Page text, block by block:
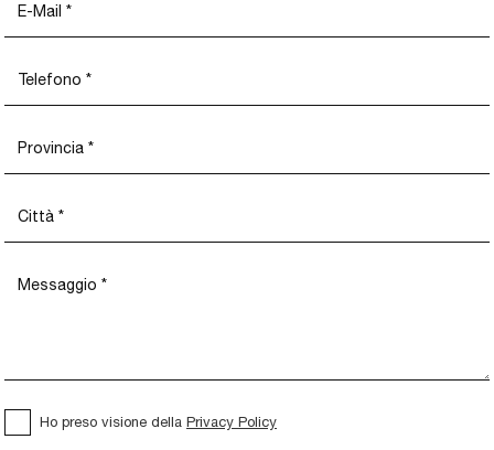
Ho preso visione della Privacy Policy